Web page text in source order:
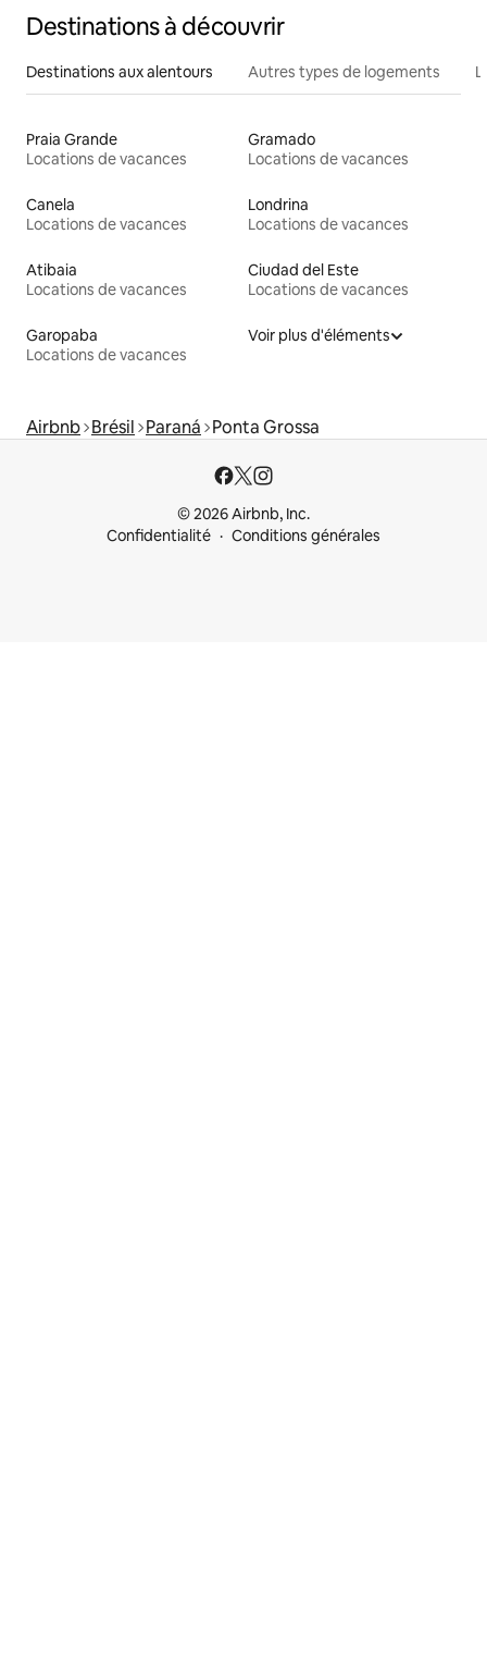
Destinations à découvrir
Destinations aux alentours Autres types de logements
Praia Grande
Locations de vacances
Gramado
Locations de vacances
Canela
Locations de vacances
Londrina
Locations de vacances
Atibaia
Locations de vacances
Ciudad del Este
Locations de vacances
Garopaba
Locations de vacances
Voir plus d'éléments
Airbnb Brésil Paraná Ponta Grossa
© 2026 Airbnb, Inc.
Confidentialité
Conditions générales